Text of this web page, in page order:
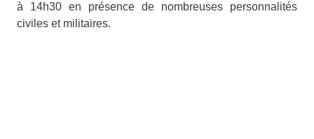
à 14h30 en présence de nombreuses personnalités
civiles et militaires.